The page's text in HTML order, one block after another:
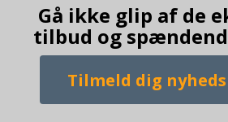
Gå ikke glip af de
tilbud og